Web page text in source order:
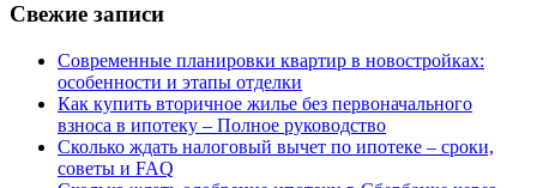
Свежие записи
Современные планировки квартир в новостройках:
особенности и этапы отделки
Как купить вторичное жилье без первоначального
взноса в ипотеку – Полное руководство
Сколько ждать налоговый вычет по ипотеке – сроки,
советы и FAQ